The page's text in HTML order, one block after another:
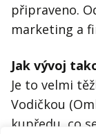
připraveno.
marketing a
Jak vývoj
Je to velmi
Vodičkou
kupředu, co